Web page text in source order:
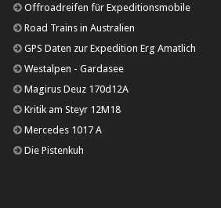
Offroadreifen für Expeditionsmobile
Road Trains in Australien
GPS Daten zur Expedition Erg Amatlich
Westalpen - Gardasee
Magirus Deuz 170d12A
Kritik am Steyr 12M18
Mercedes 1017 A
Die Pistenkuh